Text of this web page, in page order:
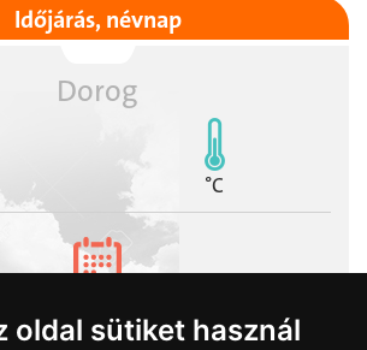
oldal sütiket használ
Időjárás, névnap
Dorog
°C
Emőd napja